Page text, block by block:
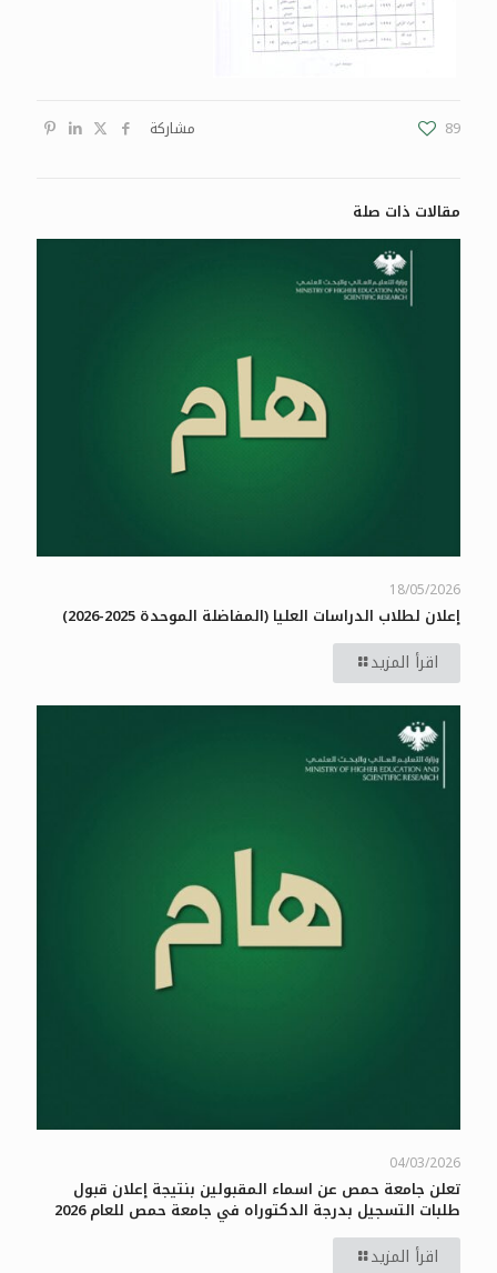
مشاركة 89
مقالات ذات صلة
18/05/2026
إعلان لطلاب الدراسات العليا (المفاضلة الموحدة 2025-2026)
اقرأ المزيد
04/03/2026
تعلن جامعة حمص عن اسماء المقبولين بنتيجة إعلان قبول
طلبات التسجيل بدرجة الدكتوراه في جامعة حمص للعام 2026
اقرأ المزيد